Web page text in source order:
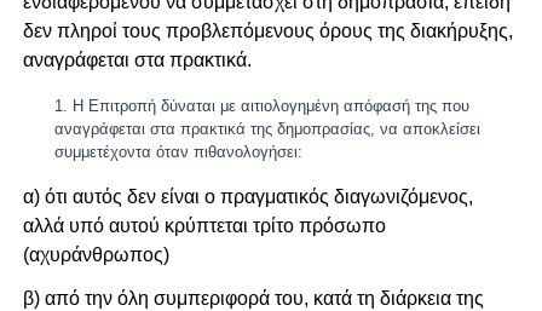
δεν πληροί τους προβλεπόμενους όρους της διακήρυξης,
αναγράφεται στα πρακτικά.
Η Επιτροπή δύναται με αιτιολογημένη απόφασή της που
αναγράφεται στα πρακτικά της δημοπρασίας, να αποκλείσει
συμμετέχοντα όταν πιθανολογήσει:
α) ότι αυτός δεν είναι ο πραγματικός διαγωνιζόμενος,
αλλά υπό αυτού κρύπτεται τρίτο πρόσωπο
(αχυράνθρωπος)
β) από την όλη συμπεριφορά του, κατά τη διάρκεια της